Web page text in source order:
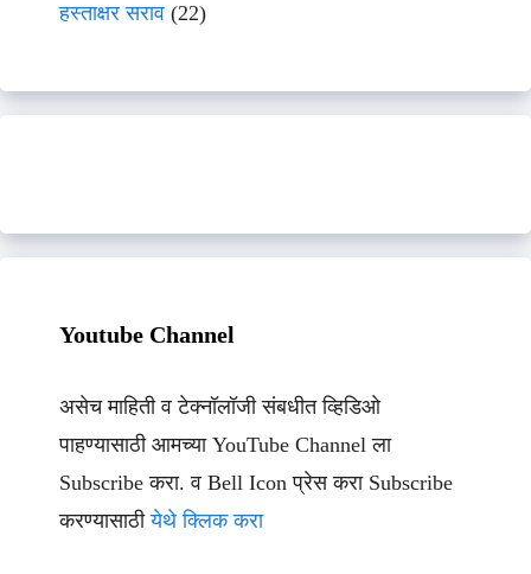
हस्ताक्षर सराव (22)
Youtube Channel
असेच माहिती व टेक्नॉलॉजी संबधीत व्हिडिओ
पाहण्यासाठी आमच्या YouTube Channel ला
Subscribe करा. व Bell Icon प्रेस करा Subscribe
करण्यासाठीयेथे क्लिक करा